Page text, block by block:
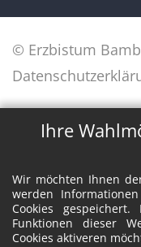
Ihre
Wir möchten Ihnen
werden
Cookies
Funktionen dieser
Cookies aktiveren
© Erzbistum